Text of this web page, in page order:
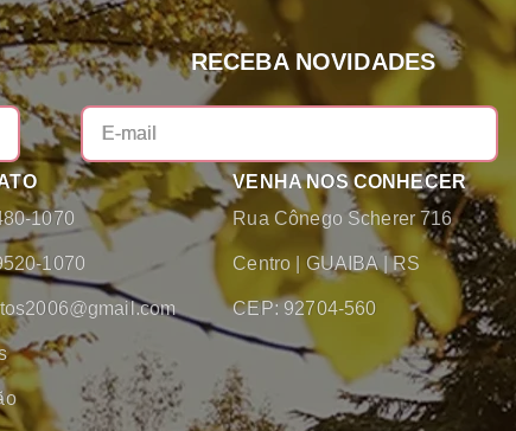
RECEBA NOVIDADES
1070
1070
VENHA NOS CONHECER
Rua Cônego Scherer 716
Centro GUAIBA |RS
CEP: 92704-560